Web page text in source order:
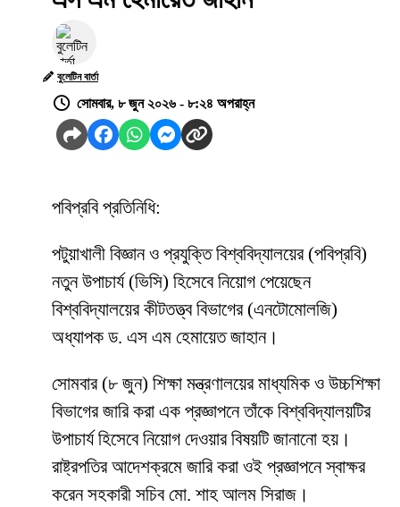
বুলেটিন বার্তা
সোমবার, ৮ জুন ২০২৬ - ৮:২৪ অপরাহ্ন
পবিপ্রবি প্রতিনিধি:
পটুয়াখালী বিজ্ঞান ও প্রযুক্তি বিশ্ববিদ্যালয়ের (পবিপ্রবি)
নতুন উপাচার্য (ভিসি) হিসেবে নিয়োগ পেয়েছেন
বিশ্ববিদ্যালয়ের কীটতত্ত্ব বিভাগের (এনটোমোলজি)
অধ্যাপক ড. এস এম হেমায়েত জাহান।
সোমবার (৮ জুন) শিক্ষা মন্ত্রণালয়ের মাধ্যমিক ও উচ্চশিক্ষা
বিভাগের জারি করা এক প্রজ্ঞাপনে তাঁকে বিশ্ববিদ্যালয়টির
উপাচার্য হিসেবে নিয়োগ দেওয়ার বিষয়টি জানানো হয়।
রাষ্ট্রপতির আদেশক্রমে জারি করা ওই প্রজ্ঞাপনে স্বাক্ষর
করেন সহকারী সচিব মো. শাহ আলম সিরাজ।